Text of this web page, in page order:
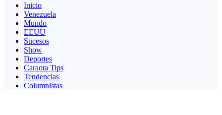
Inicio
Venezuela
Mundo
EEUU
Sucesos
Show
Deportes
Caraota Tips
Tendencias
Columnistas